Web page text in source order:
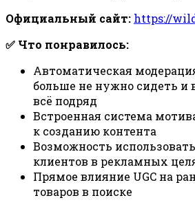
Официальный сайт: https://
✅ Что понравилось:
Автоматическая
больше не нужно сидеть и
всё подряд
Встроенная система
к созданию контента
Возможность
клиентов в рекламных
Прямое влияние UGC на
товаров в поиске